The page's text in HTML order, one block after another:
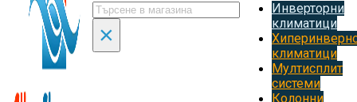
Търсене
×
Инверторни
климатици
климатици
Мултисплит
системи
Колонни